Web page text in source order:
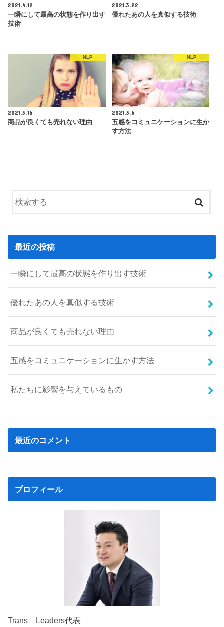
2021.4.12
一瞬にして最高の状態を作り出す
技術
2021.3.22
優れたあの人を真似する技術
NLP
2021.3.16
商品が良くても売れない理由
NLP
2021.3.6
五感をコミュニケーションに生か
す方法
最近の投稿
一瞬にして最高の状態を作り出す技術
優れたあの人を真似する技術
商品が良くても売れない理由
五感をコミュニケーションに生かす方法
私たちに影響を与えているもの
最近のコメント
プロフィール
Trans Leaders代表